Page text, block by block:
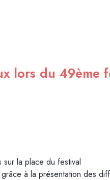
lors du
la place du festival
à la présentation des